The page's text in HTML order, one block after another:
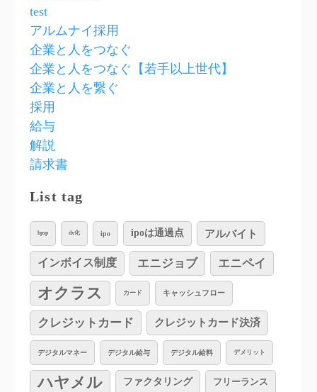
test
アルムナイ採用
企業と人をつなぐ
企業と人をつなぐ【若手以上世代】
企業と人を繋ぐ
採用
給与
解説
請求書
List tag
bpsp dx化 ipo ipoは通過点 アルバイト
インボイス制度 エニジョブ エニペイ
オクラス カード キャッシュフロー
クレジットカード クレジットカード決済
デジタルマネー デジタル給与 デジタル給料 デメリット
ハヤメル ファクタリング フリーランス